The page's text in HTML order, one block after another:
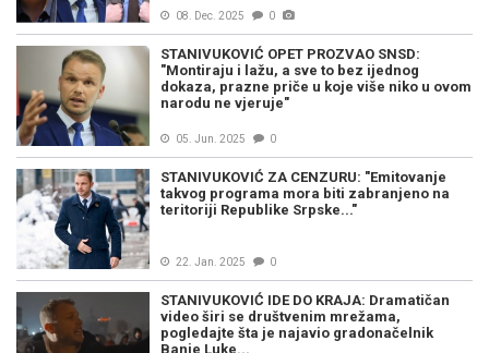
08. Dec. 2025 0
STANIVUKOVIĆ OPET PROZVAO SNSD:
"Montiraju i lažu, a sve to bez ijednog
dokaza, prazne priče u koje više niko u ovom
narodu ne vjeruje"
05. Jun. 2025 0
STANIVUKOVIĆ ZA CENZURU: "Emitovanje
takvog programa mora biti zabranjeno na
teritoriji Republike Srpske..."
22. Jan. 2025 0
STANIVUKOVIĆ IDE DO KRAJA: Dramatičan
video širi se društvenim mrežama,
pogledajte šta je najavio gradonačelnik
Banje Luke...